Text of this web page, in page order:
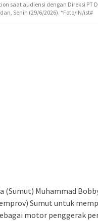
saat audiensi dengan Direksi PT
Senin (29/6/2026). *Foto/IN/ist#
(Sumut) Muhammad
Sumut untuk
motor penggerak